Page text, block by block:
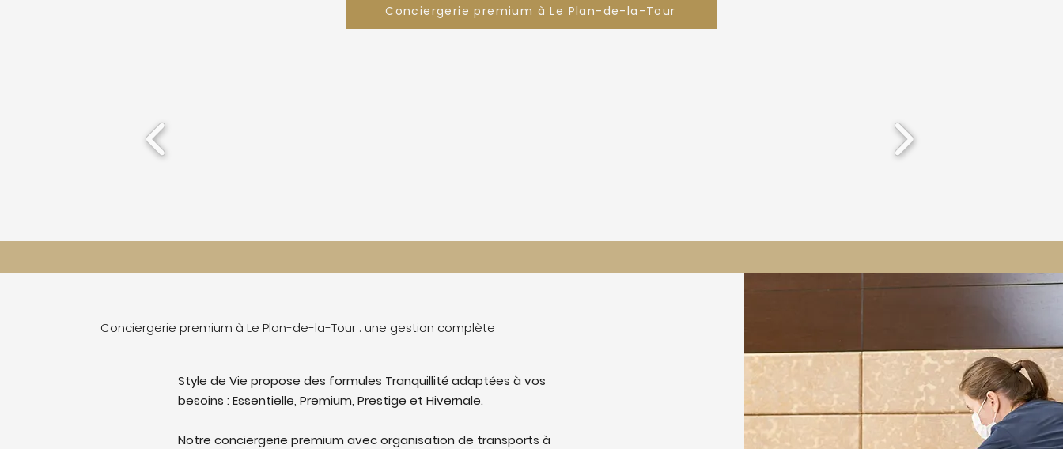
Conciergerie premium à Le Plan-de-la-Tour
Conciergerie premium à Le Plan-de-la-Tour : une gestion complète
Style de Vie propose des formules Tranquillité adaptées à vos
besoins : Essentielle, Premium, Prestige et Hivernale.
Notre conciergerie premium avec organisation de transports à